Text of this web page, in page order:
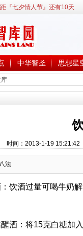
距『七夕情人节』还有10天
中华智圣 思想星
时间：2013-1-19 15:21:42
法
饮酒过量可喝牛奶
酒：将15克白糖加